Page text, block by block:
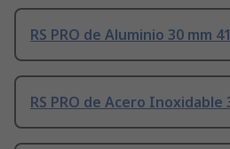
RS PRO de Aluminio 30 mm
RS PRO de Acero Inoxidable